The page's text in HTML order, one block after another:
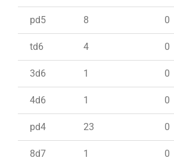
pd5 8 0
td6 4 0
3d6 1 0
4d6 1 0
pd4 23 0
8d7 1 0